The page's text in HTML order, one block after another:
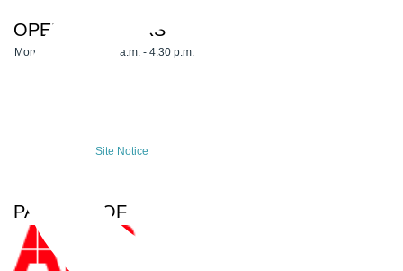
OPENING HOURS
Monday-Friday: 7:00 a.m. - 4:30 p.m.
Site Notice
PARTNER OF